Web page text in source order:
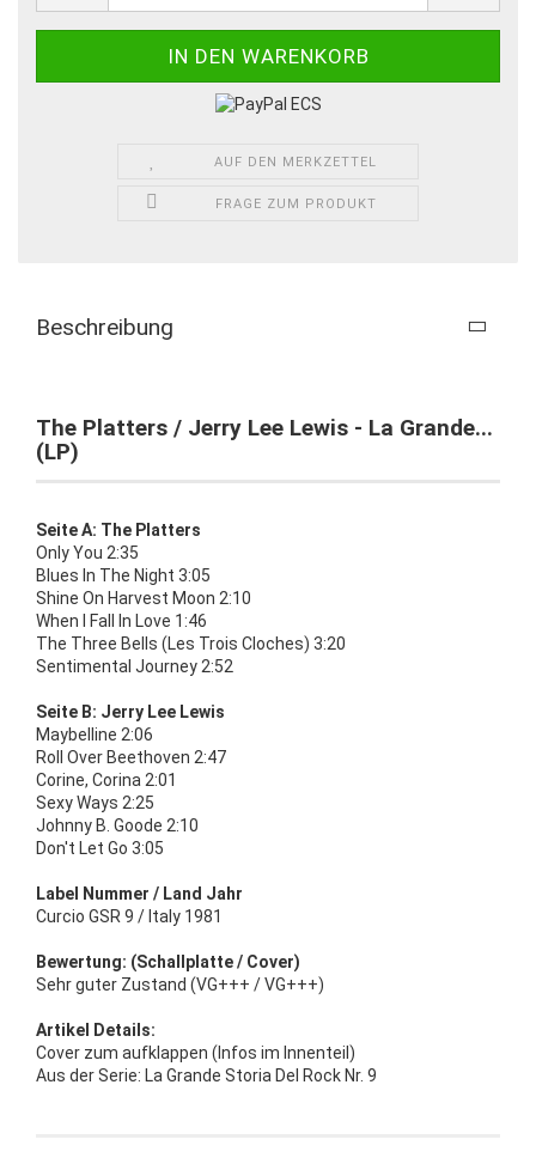
AUF DEN MERKZETTEL
FRAGE ZUM PRODUKT
Beschreibung
The Platters / Jerry Lee Lewis - La Grande...
(LP)
Seite A: The Platters
Only You 2:35
Blues In The Night 3:05
Shine On Harvest Moon 2:10
When I Fall In Love 1:46
The Three Bells (Les Trois Cloches) 3:20
Sentimental Journey 2:52
Seite B: Jerry Lee Lewis
Maybelline 2:06
Roll Over Beethoven 2:47
Corine, Corina 2:01
Sexy Ways 2:25
Johnny B. Goode 2:10
Don't Let Go 3:05
Label Nummer / Land Jahr
Curcio GSR 9 / Italy 1981
Bewertung: (Schallplatte / Cover)
Sehr guter Zustand (VG+++ / VG+++)
Artikel Details:
Cover zum aufklappen (Infos im Innenteil)
Aus der Serie: La Grande Storia Del Rock Nr. 9